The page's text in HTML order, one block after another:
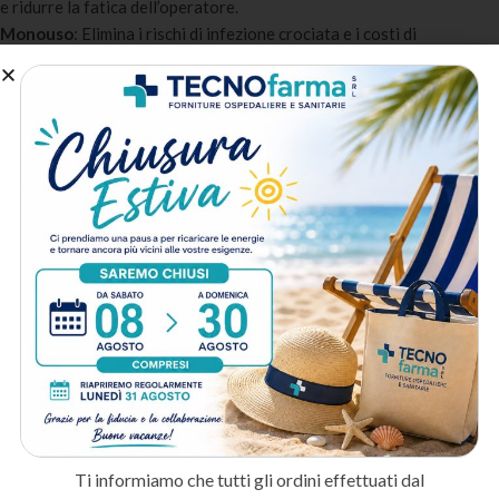
e ridurre la fatica dell’operatore.
Monouso: Elimina i rischi di infezione crociata e i costi di
sterilizzazione degli strumenti.
Conforme MDR
: Dispositivo medico di classe IIa certificato CE
conforme al Regolamento MDR 2017/745.
A chi è destinato:
Chirurghi e personale di sala operatoria
: Per interventi in sala
operatoria e procedure invasive.
Medici ambulatoriali: Per piccoli interventi chirurgici, biopsie e
asportazioni ambulatoriali.
Medici estetici: Per procedure di medicina estetica e
microchirurgia ambulatoriale.
Metodo di spedizione
Prodotti correlati
Ti informiamo che tutti gli ordini effettuati dal